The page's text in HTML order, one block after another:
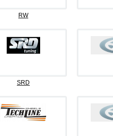
RW
SRD